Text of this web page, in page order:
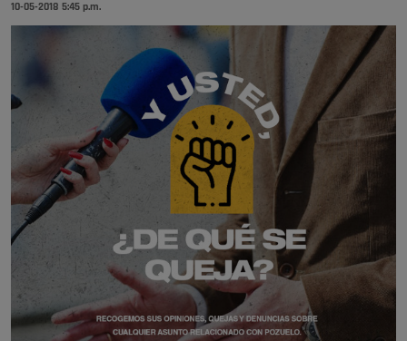
10-05-2018 5:45 p.m.